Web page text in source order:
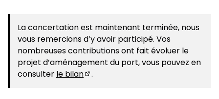
La concertation est maintenant terminée, nous
vous remercions d’y avoir participé. Vos
nombreuses contributions ont fait évoluer le
projet d’aménagement du port, vous pouvez en
consulter le bilan .